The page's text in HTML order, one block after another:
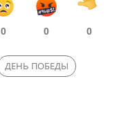
0 0 0
ДЕНЬ ПОБЕДЫ